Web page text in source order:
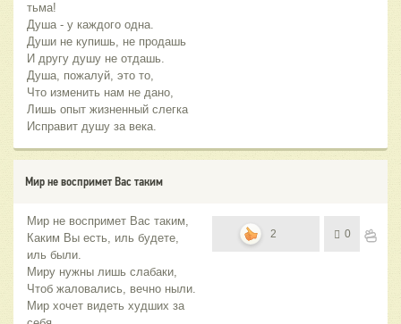
тьма!
Душа - у каждого одна.
Души не купишь, не продашь
И другу душу не отдашь.
Душа, пожалуй, это то,
Что изменить нам не дано,
Лишь опыт жизненный слегка
Исправит душу за века.
Мир не воспримет Вас таким
Мир не воспримет Вас таким,
Каким Вы есть, иль будете,
иль были.
Миру нужны лишь слабаки,
Чтоб жаловались, вечно ныли.
Мир хочет видеть худших за
2 0